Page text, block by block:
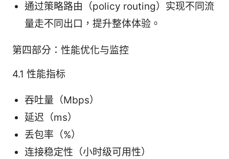
通过策略路由（policy routing）实现不同流
量走不同出口，提升整体体验。
第四部分：性能优化与监控
4.1 性能指标
吞吐量（Mbps）
延迟（ms）
丢包率（%）
连接稳定性（小时级可用性）